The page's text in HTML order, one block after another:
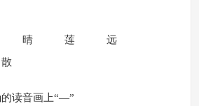
晴 莲 远
读音画上“—”